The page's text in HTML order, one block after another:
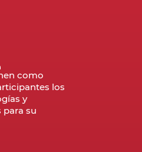
como
los
y
para su